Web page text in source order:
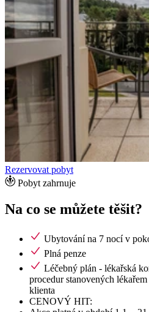
Rezervovat pobyt
Pobyt zahrnuje
Na co se můžete těšit?
Ubytování na 7 nocí v
Plná penze
Léčebný plán - lékařská
procedur stanovených
klienta
CENOVÝ HIT: